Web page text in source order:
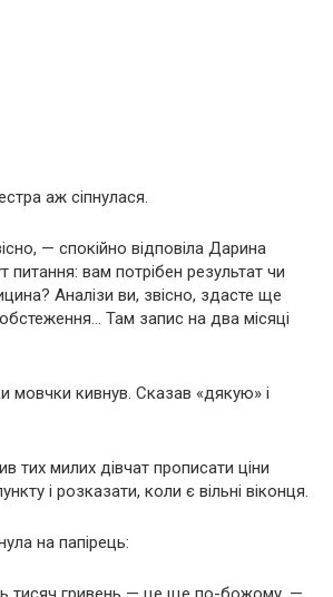
аж сіпнулася.
— спокійно відповіла Дарина
питання: вам потрібен результат чи
Аналізи ви, звісно, здасте ще
Там запис на два місяці
мовчки кивнув. Сказав «дякую» і
тих милих дівчат прописати ціни
і розказати, коли є вільні віконця.
на папірець: